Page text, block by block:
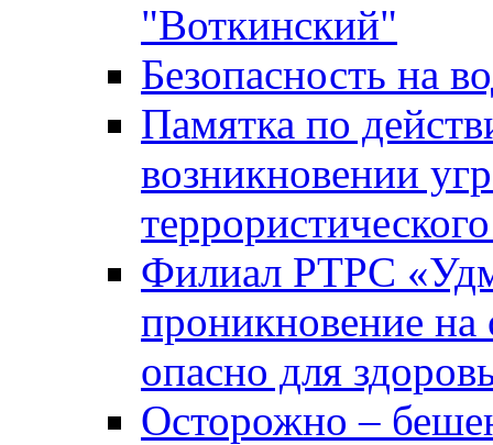
"Воткинский"
Безопасность на
Памятка по
возникновении
Филиал РТРС
проникновение на
опасно для
Осторожно –